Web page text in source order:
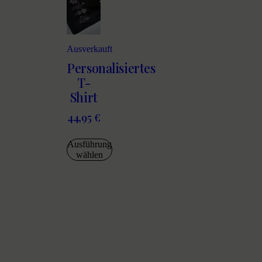
Ausverkauft
Personalisiertes
T-
Shirt
44,95 €
Ausführung
wählen